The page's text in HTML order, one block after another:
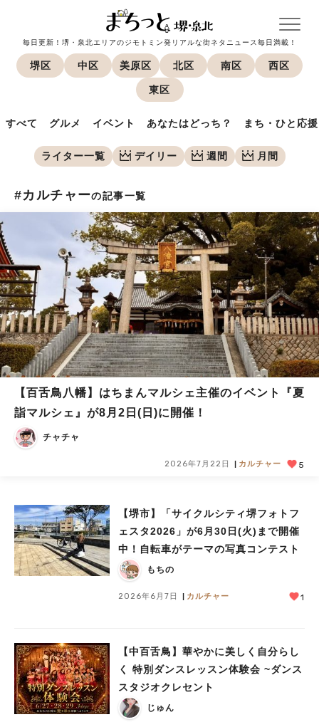
毎日更新！堺・泉北エリアのジモトミン発リアルな街ネタニュース毎日満載！
堺区 中区 美原区 北区 南区 西区
東区
すべて グルメ イベント あなたはどっち？ まち・ひと応援
ライター一覧 デイリー 週間 月間
#カルチャーの記事一覧
【百舌鳥八幡】はちまんマルシェ主催のイベント『夏
詣マルシェ』が8月2日(日)に開催！
チャチャ
2026年7月22日 カルチャー 5
【堺市】「サイクルシティ堺フォトフ
ェスタ2026」が6月30日(火)まで開催
中！自転車がテーマの写真コンテスト
もちの
2026年6月7日 カルチャー 1
【中百舌鳥】華やかに美しく自分らし
く 特別ダンスレッスン体験会 ~ダンス
スタジオクレセント
じゅん